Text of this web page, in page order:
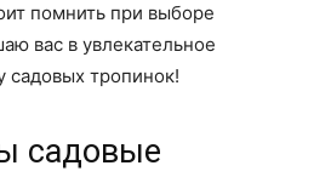
помнить при выборе
вас в увлекательное
садовых тропинок!
садовые